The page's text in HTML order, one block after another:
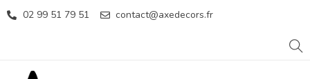
02 99 51 79 51 contact@axedecors.fr